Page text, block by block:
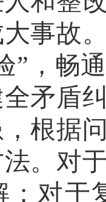
事故
” ，畅
矛盾
根据
。对
；对于